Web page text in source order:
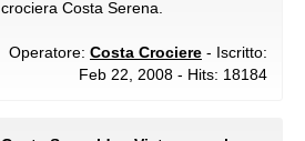
crociera Costa Serena.
Operatore: Costa Crociere - Iscritto:
Feb 22, 2008 - Hits: 18184